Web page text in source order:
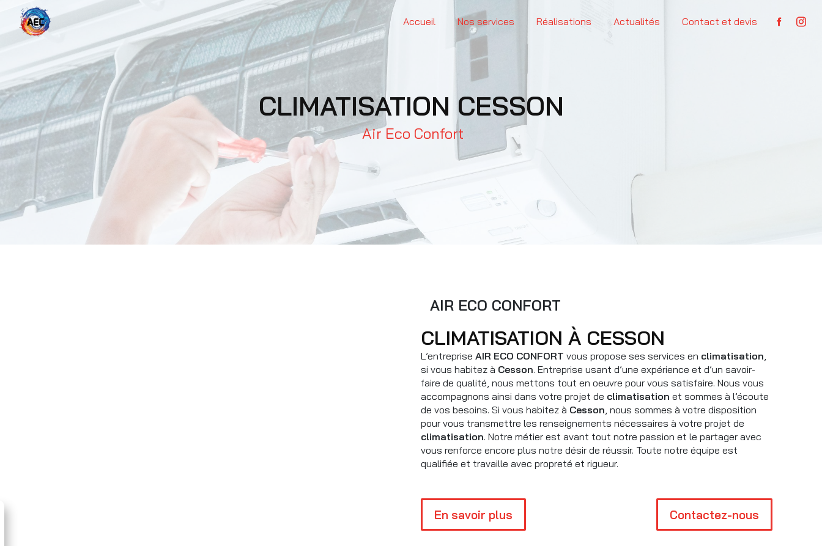
Accueil Nos services Réalisations Actualités Contact et devis
CLIMATISATION CESSON
Air Eco Confort
AIR ECO CONFORT
CLIMATISATION À CESSON
L’entreprise AIR ECO CONFORT vous propose ses services en climatisation,
si vous habitez à Cesson. Entreprise usant d’une expérience et d’un savoir-
faire de qualité, nous mettons tout en oeuvre pour vous satisfaire. Nous vous
accompagnons ainsi dans votre projet de climatisation et sommes à l’écoute
de vos besoins. Si vous habitez à Cesson, nous sommes à votre disposition
pour vous transmettre les renseignements nécessaires à votre projet de
climatisation. Notre métier est avant tout notre passion et le partager avec
vous renforce encore plus notre désir de réussir. Toute notre équipe est
qualifiée et travaille avec propreté et rigueur.
En savoir plus Contactez-nous
Panneau de gestion des cookies